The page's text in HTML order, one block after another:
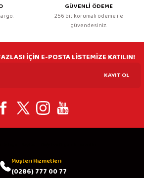
GÜVENLİ ÖDEME
256 bit korumalı ödeme ile
güvendesiniz.
İÇİN E-POSTA LİSTEMİZE KATILIN!
KAYIT OL
Müşteri Hizmetleri
(0286) 777 00 77